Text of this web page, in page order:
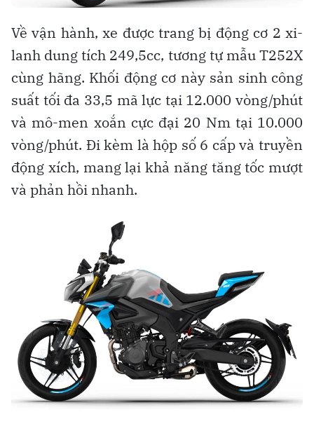
Về vận hành, xe được trang bị động cơ 2 xi-
lanh dung tích 249,5cc, tương tự mẫu T252X
cùng hãng. Khối động cơ này sản sinh công
suất tối đa 33,5 mã lực tại 12.000 vòng/phút
và mô-men xoắn cực đại 20 Nm tại 10.000
vòng/phút. Đi kèm là hộp số 6 cấp và truyền
động xích, mang lại khả năng tăng tốc mượt
và phản hồi nhanh.